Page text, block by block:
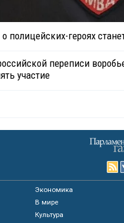
полицейских-героях
переписи
участие
Экономика
В мире
Культура